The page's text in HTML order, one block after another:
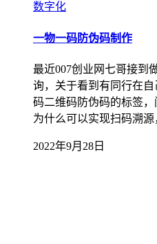
数字化
一物一码防伪码制作
最近007创业网七哥接到
询，关于看到有同行在
码二维码防伪码的标签，
为什么可以实现扫码溯
2022年9月28日